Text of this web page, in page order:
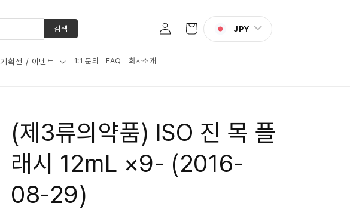
기획전 / 이벤트 1:1 문의 FAQ 회사소개
그
트
JPY
검색
(제3류의약품) ISO 진 목 플
래시 12mL ×9- (2016-
08-29)